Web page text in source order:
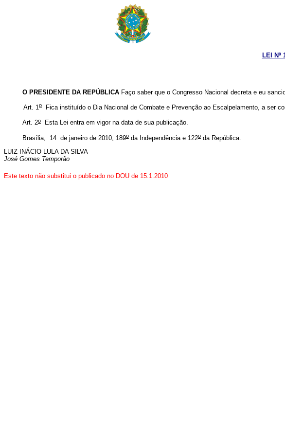
LEI Nº
O PRESIDENTE DA REPÚBLICA Faço saber que o Congresso Nacional decreta e eu
Art. 1o Fica instituído o Dia Nacional de Combate e Prevenção ao Escalpelamento, a ser
Art. 2oEsta Lei entra em vigor na data de sua publicação.
Brasília, 14 de janeiro de 2010; 189oda Independência e 122oda República.
LUIZ INÁCIO LULA DA SILVA
José Gomes Temporão
Este texto não substitui o publicado no DOU de 15.1.2010